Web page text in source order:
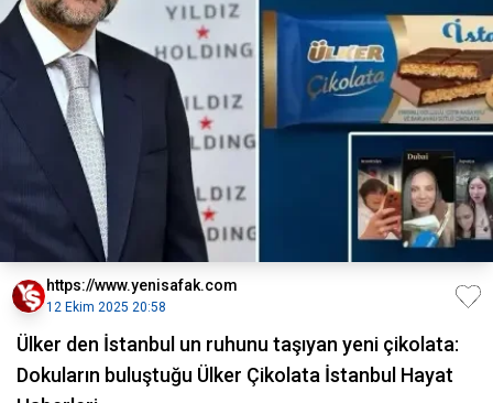
https://www.yenisafak.com
12 Ekim 2025 20:58
Ülker den İstanbul un ruhunu taşıyan yeni çikolata:
Dokuların buluştuğu Ülker Çikolata İstanbul Hayat